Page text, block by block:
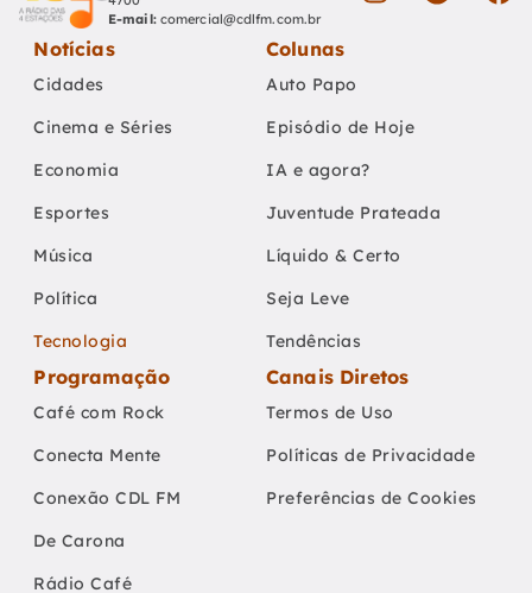
E-mail: comercial@cdlfm.com.br
Notícias
Cidades
Cinema e Séries
Economia
Esportes
Música
Política
Tecnologia
Colunas
Auto Papo
Episódio de Hoje
IA e agora?
Juventude Prateada
Líquido & Certo
Seja Leve
Tendências
Programação
Café com Rock
Conecta Mente
Conexão CDL FM
De Carona
Rádio Café
Canais Diretos
Termos de Uso
Políticas de Privacidade
Preferências de Cookies